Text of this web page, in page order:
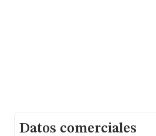
Datos comerciales